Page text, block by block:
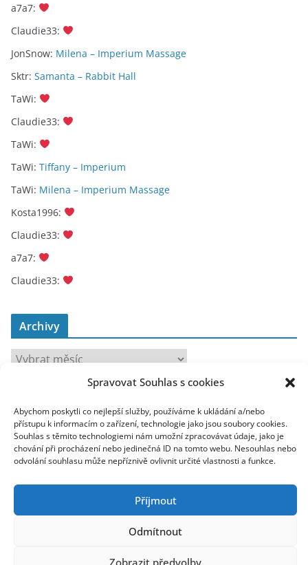
Spravovat Souhlas s cookies
Abychom poskytli co nejlepší služby, používáme k ukládání a/nebo
přístupu k informacím o zařízení, technologie jako jsou soubory cookies.
Souhlas s těmito technologiemi nám umožní zpracovávat údaje, jako je
chování při procházení nebo jedinečná ID na tomto webu. Nesouhlas nebo
odvolání souhlasu může nepříznivě ovlivnit určité vlastnosti a funkce.
Příjmout
Odmítnout
Zobrazit předvolby
a7a7:
Claudie33:
JonSnow: Milena – Imperium Massage
Sktr: Samanta – Rabbit Hall
TaWi:
Claudie33:
TaWi:
TaWi: Tiffany – Imperium
TaWi: Milena – Imperium Massage
Kosta1996:
Claudie33:
a7a7:
Claudie33:
Archivy
A
h
v
y
Recenze.Tapky.Info